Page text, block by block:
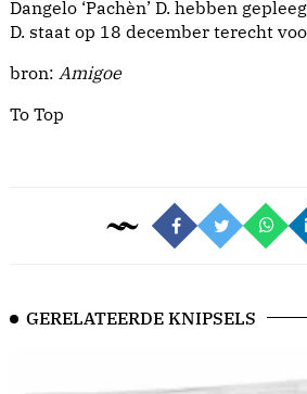
Dangelo ‘Pachèn’ D. hebben
D. staat op 18 december terecht
bron: Amigoe
To Top
GERELATEERDE KNIPSELS